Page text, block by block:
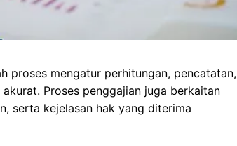
proses mengatur perhitungan, pencatatan,
Proses penggajian juga berkaitan
serta kejelasan hak yang diterima